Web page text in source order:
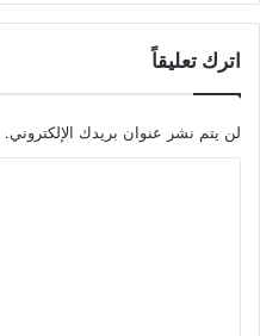
اترك تعليقاً
لن يتم نشر عنوان بريدك الإلكتروني.